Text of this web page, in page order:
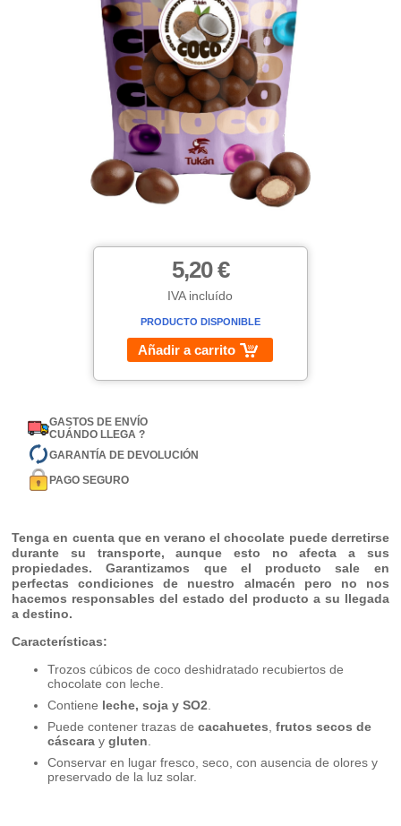
5,20 €
IVA incluído
PRODUCTO DISPONIBLE
Añadir a carrito
GASTOS DE ENVÍO
CUÁNDO LLEGA ?
GARANTÍA DE DEVOLUCIÓN
PAGO SEGURO
Tenga en cuenta que en verano el chocolate puede derretirse
durante su transporte, aunque esto no afecta a sus
propiedades. Garantizamos que el producto sale en
perfectas condiciones de nuestro almacén pero no nos
hacemos responsables del estado del producto a su llegada
a destino.
Características:
Trozos cúbicos de coco deshidratado recubiertos de
chocolate con leche.
Contiene leche, soja y SO2
Puede contener trazas decacahuetes ,frutos secos de
cáscara ygluten
Conservar en lugar fresco, seco, con ausencia de olores y
preservado de la luz solar.